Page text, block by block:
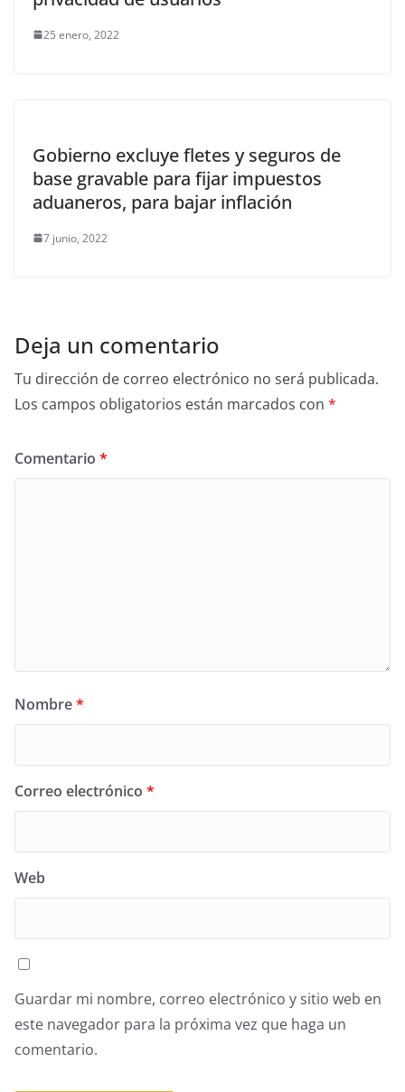
25 enero, 2022
Gobierno excluye fletes y seguros de
base gravable para fijar impuestos
aduaneros, para bajar inflación
7 junio, 2022
Deja un comentario
Tu dirección de correo electrónico no será publicada.
Los campos obligatorios están marcados con *
Comentario *
Nombre*
Correo electrónico *
Web
Guardar mi nombre, correo electrónico y sitio web en
este navegador para la próxima vez que haga un
comentario.